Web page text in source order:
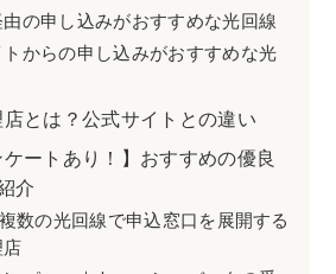
の申し込みがおすすめな光回線
からの申し込みがおすすめな光
とは？公式サイトとの違い
ケートあり！】おすすめの優良
介
数の光回線で申込窓口を展開する
店